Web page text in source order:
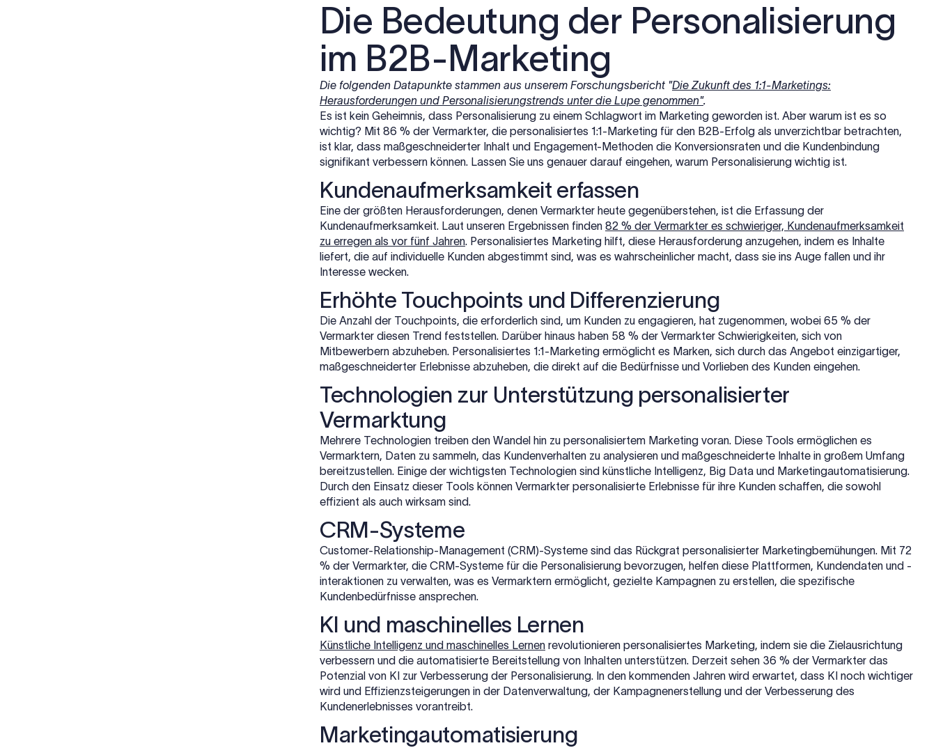
Die Bedeutung der Personalisierung
im B2B-Marketing
Die folgenden Datapunkte stammen aus unserem Forschungsbericht "Die Zukunft des 1:1-Marketings:
Herausforderungen und Personalisierungstrends unter die Lupe genommen".
Es ist kein Geheimnis, dass Personalisierung zu einem Schlagwort im Marketing geworden ist. Aber warum ist es so
wichtig? Mit 86 % der Vermarkter, die personalisiertes 1:1-Marketing für den B2B-Erfolg als unverzichtbar betrachten,
ist klar, dass maßgeschneiderter Inhalt und Engagement-Methoden die Konversionsraten und die Kundenbindung
signifikant verbessern können. Lassen Sie uns genauer darauf eingehen, warum Personalisierung wichtig ist.
Kundenaufmerksamkeit erfassen
Eine der größten Herausforderungen, denen Vermarkter heute gegenüberstehen, ist die Erfassung der
Kundenaufmerksamkeit. Laut unseren Ergebnissen finden 82 % der Vermarkter es schwieriger, Kundenaufmerksamkeit
zu erregen als vor fünf Jahren. Personalisiertes Marketing hilft, diese Herausforderung anzugehen, indem es Inhalte
liefert, die auf individuelle Kunden abgestimmt sind, was es wahrscheinlicher macht, dass sie ins Auge fallen und ihr
Interesse wecken.
Erhöhte Touchpoints und Differenzierung
Die Anzahl der Touchpoints, die erforderlich sind, um Kunden zu engagieren, hat zugenommen, wobei 65 % der
Vermarkter diesen Trend feststellen. Darüber hinaus haben 58 % der Vermarkter Schwierigkeiten, sich von
Mitbewerbern abzuheben. Personalisiertes 1:1-Marketing ermöglicht es Marken, sich durch das Angebot einzigartiger,
maßgeschneiderter Erlebnisse abzuheben, die direkt auf die Bedürfnisse und Vorlieben des Kunden eingehen.
Technologien zur Unterstützung personalisierter
Vermarktung
Mehrere Technologien treiben den Wandel hin zu personalisiertem Marketing voran. Diese Tools ermöglichen es
Vermarktern, Daten zu sammeln, das Kundenverhalten zu analysieren und maßgeschneiderte Inhalte in großem Umfang
bereitzustellen. Einige der wichtigsten Technologien sind künstliche Intelligenz, Big Data und Marketingautomatisierung.
Durch den Einsatz dieser Tools können Vermarkter personalisierte Erlebnisse für ihre Kunden schaffen, die sowohl
effizient als auch wirksam sind.
CRM-Systeme
Customer-Relationship-Management (CRM)-Systeme sind das Rückgrat personalisierter Marketingbemühungen. Mit 72
% der Vermarkter, die CRM-Systeme für die Personalisierung bevorzugen, helfen diese Plattformen, Kundendaten und -
interaktionen zu verwalten, was es Vermarktern ermöglicht, gezielte Kampagnen zu erstellen, die spezifische
Kundenbedürfnisse ansprechen.
KI und maschinelles Lernen
Künstliche Intelligenz und maschinelles Lernen revolutionieren personalisiertes Marketing, indem sie die Zielausrichtung
verbessern und die automatisierte Bereitstellung von Inhalten unterstützen. Derzeit sehen 36 % der Vermarkter das
Potenzial von KI zur Verbesserung der Personalisierung. In den kommenden Jahren wird erwartet, dass KI noch wichtiger
wird und Effizienzsteigerungen in der Datenverwaltung, der Kampagnenerstellung und der Verbesserung des
Kundenerlebnisses vorantreibt.
Marketingautomatisierung